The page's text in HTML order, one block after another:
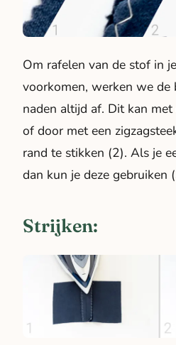
Om rafelen van de stof in
voorkomen, werken we de
naden altijd af. Dit kan
of door met een
rand te stikken (2). Als je
dan kun je deze gebruiken
Strijken: